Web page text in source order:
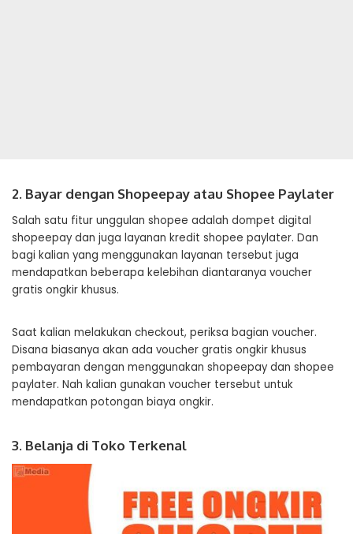
2. Bayar dengan Shopeepay atau Shopee Paylater
Salah satu fitur unggulan shopee adalah dompet digital
shopeepay dan juga layanan kredit shopee paylater. Dan
bagi kalian yang menggunakan layanan tersebut juga
mendapatkan beberapa kelebihan diantaranya voucher
gratis ongkir khusus.
Saat kalian melakukan checkout, periksa bagian voucher.
Disana biasanya akan ada voucher gratis ongkir khusus
pembayaran dengan menggunakan shopeepay dan shopee
paylater. Nah kalian gunakan voucher tersebut untuk
mendapatkan potongan biaya ongkir.
3. Belanja di Toko Terkenal